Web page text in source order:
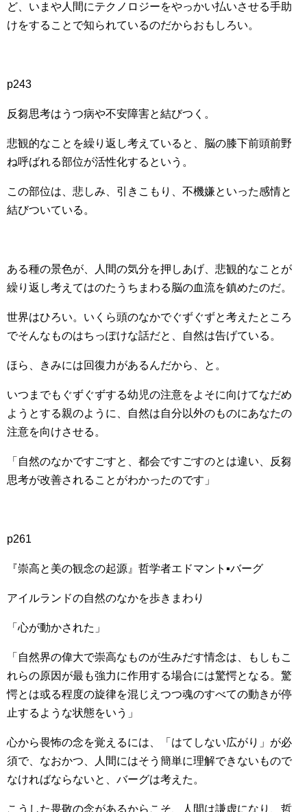
ど、いまや人間にテクノロジーをやっかい払いさせる手助
けをすることで知られているのだからおもしろい。
p243
反芻思考はうつ病や不安障害と結びつく。
悲観的なことを繰り返し考えていると、脳の膝下前頭前野
ね呼ばれる部位が活性化するという。
この部位は、悲しみ、引きこもり、不機嫌といった感情と
結びついている。
ある種の景色が、人間の気分を押しあげ、悲観的なことが
繰り返し考えてはのたうちまわる脳の血流を鎮めたのだ。
世界はひろい。いくら頭のなかでぐずぐずと考えたところ
でそんなものはちっぽけな話だと、自然は告げている。
ほら、きみには回復力があるんだから、と。
いつまでもぐずぐずする幼児の注意をよそに向けてなだめ
ようとする親のように、自然は自分以外のものにあなたの
注意を向けさせる。
「自然のなかですごすと、都会ですごすのとは違い、反芻
思考が改善されることがわかったのです」
p261
『崇高と美の観念の起源』哲学者エドマント▪バーグ
アイルランドの自然のなかを歩きまわり
「心が動かされた」
「自然界の偉大で崇高なものが生みだす情念は、もしもこ
れらの原因が最も強力に作用する場合には驚愕となる。驚
愕とは或る程度の旋律を混じえつつ魂のすべての動きが停
止するような状態をいう」
心から畏怖の念を覚えるには、「はてしない広がり」が必
須で、なおかつ、人間にはそう簡単に理解できないもので
なければならないと、バーグは考えた。
こうした畏敬の念があるからこそ、人間は謙虚になり、哲